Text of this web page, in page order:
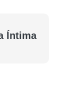
Íntima